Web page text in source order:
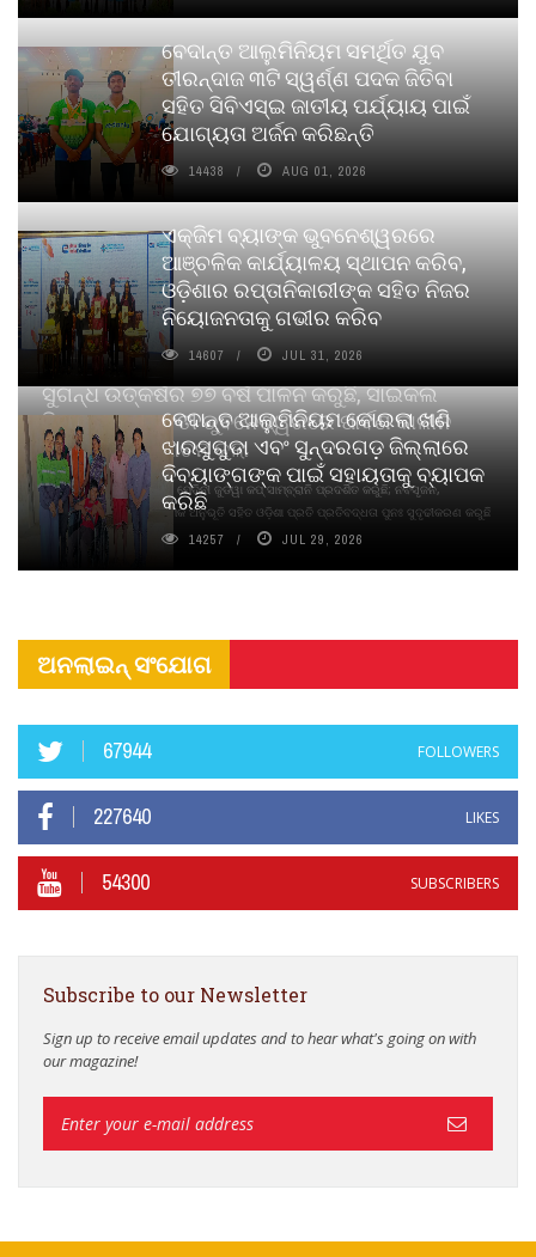
ସୁଗନ୍ଧ ଉତ୍କର୍ଷର ୭୭ ବର୍ଷ ପାଳନ କରୁଛି, ସାଇକଲ
ପିୟୋର୍‌ ଅଗରବତୀ ଭୁବନେଶ୍ୱରରେ ପାର୍ବଣ କାଳୀନ
ନବସୃଜନ ଉନ୍ମୋଚନ କଲା
ବାଉଁଶ ବିହୀନ କଠିନ ଧୂପ ଏବଂ ମେଦିନୀ ଜୁଡୱା କପ୍‌ ସାମ୍ବ୍ରାନି ପ୍ରଦର୍ଶିତ କରୁଛି; ନବସୃଜନ,
ଦୀର୍ଘସ୍ଥାୟିତା ଏବଂ ଆଧ୍ୟାତ୍ମିକ ଅନୁଭୂତି ସହିତ ଓଡ଼ିଶା ପ୍ରତି ପ୍ରତିବଦ୍ଧତା ପୁନଃ ସୁଦୃଢୀକରଣ କରୁଛି
ବେଦାନ୍ତ ଆଲୁମିନିୟମ ସମର୍ଥିତ ଯୁବ
ତୀରନ୍ଦାଜ ୩ଟି ସ୍ୱର୍ଣ୍ଣ ପଦକ ଜିତିବା
ସହିତ ସିବିଏସ୍ଇ ଜାତୀୟ ପର୍ଯ୍ୟାୟ ପାଇଁ
ଯୋଗ୍ୟତା ଅର୍ଜନ କରିଛନ୍ତି
14438 AUG 01, 2026
ଏକ୍ଜିମ ବ୍ୟାଙ୍କ ଭୁବନେଶ୍ୱରରେ
ଆଞ୍ଚଳିକ କାର୍ଯ୍ୟାଳୟ ସ୍ଥାପନ କରିବ,
ଓଡ଼ିଶାର ରପ୍ତାନିକାରୀଙ୍କ ସହିତ ନିଜର
ନିୟୋଜନତାକୁ ଗଭୀର କରିବ
14607 JUL 31, 2026
ବେଦାନ୍ତ ଆଲୁମିନିୟମ କୋଇଲା ଖଣି
ଝାରସୁଗୁଡା ଏବଂ ସୁନ୍ଦରଗଡ଼ ଜିଲ୍ଲାରେ
ଦିବ୍ୟାଙ୍ଗଙ୍କ ପାଇଁ ସହାୟତାକୁ ବ୍ୟାପକ
କରିଛି
14257 JUL 29, 2026
ଅନଲାଇନ୍ ସଂଯୋଗ
67944 FOLLOWERS
227640 LIKES
54300 SUBSCRIBERS
Subscribe to our Newsletter
Sign up to receive email updates and to hear what's going on with
our magazine!